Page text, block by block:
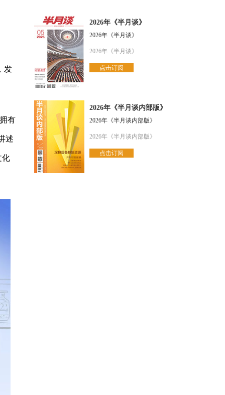
发
有
述
化
2026年《半月谈》
2026年《半月谈》
2026年《半月谈》
点击订阅
2026年《半月谈内部版》
2026年《半月谈内部版》
2026年《半月谈内部版》
点击订阅